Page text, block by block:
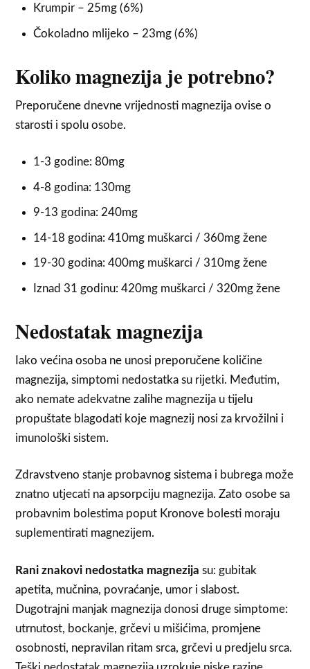
Krumpir – 25mg (6%)
Čokoladno mlijeko – 23mg (6%)
Koliko magnezija je potrebno?
Preporučene dnevne vrijednosti magnezija ovise o
starosti i spolu osobe.
1-3 godine: 80mg
4-8 godina: 130mg
9-13 godina: 240mg
14-18 godina: 410mg muškarci / 360mg žene
19-30 godina: 400mg muškarci / 310mg žene
Iznad 31 godinu: 420mg muškarci / 320mg žene
Nedostatak magnezija
Iako većina osoba ne unosi preporučene količine
magnezija, simptomi nedostatka su rijetki. Međutim,
ako nemate adekvatne zalihe magnezija u tijelu
propuštate blagodati koje magnezij nosi za krvožilni i
imunološki sistem.
Zdravstveno stanje probavnog sistema i bubrega može
znatno utjecati na apsorpciju magnezija. Zato osobe sa
probavnim bolestima poput Kronove bolesti moraju
suplementirati magnezijem.
Rani znakovi nedostatka magnezija su: gubitak
apetita, mučnina, povraćanje, umor i slabost.
Dugotrajni manjak magnezija donosi druge simptome:
utrnutost, bockanje, grčevi u mišićima, promjene
osobnosti, nepravilan ritam srca, grčevi u predjelu srca.